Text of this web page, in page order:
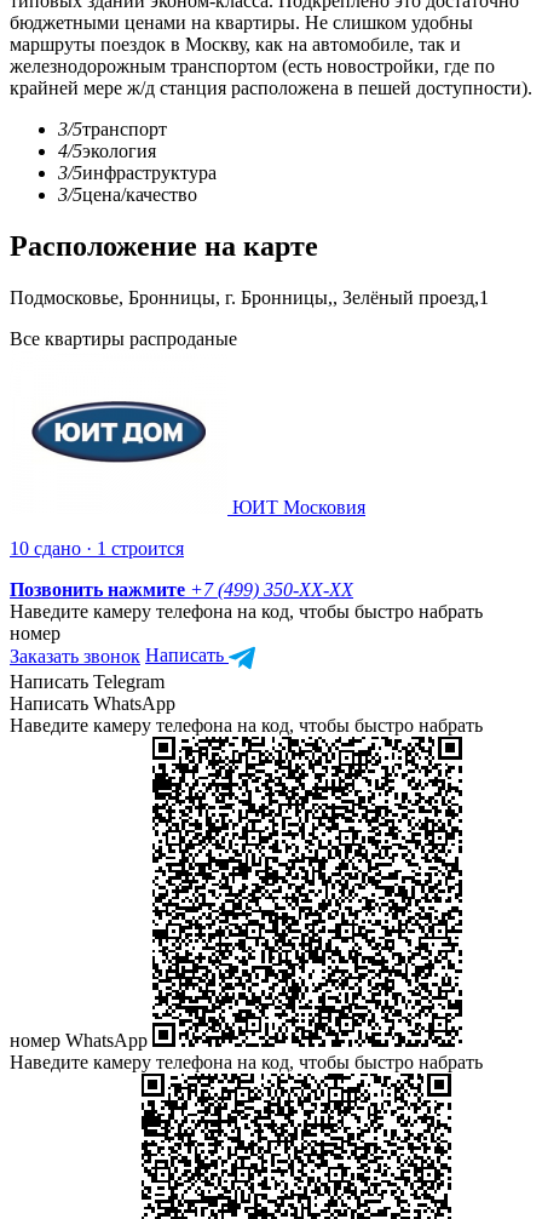
бюджетными ценами на квартиры. Не слишком удобны
маршруты поездок в Москву, как на автомобиле, так и
железнодорожным транспортом (есть новостройки, где по
крайней мере ж/д станция расположена в пешей доступности).
3/5транспорт
4/5экология
3/5инфраструктура
3/5цена/качество
Расположение на карте
Подмосковье, Бронницы, г. Бронницы,, Зелёный проезд,1
Все квартиры распроданые
ЮИТ Московия
10 сдано · 1 строится
Позвонить нажмите +7 (499) 350-XX-XX
Наведите камеру телефона на код, чтобы быстро набрать
номер
Заказать звонок Написать
Написать Telegram
Написать WhatsApp
Наведите камеру телефона на код, чтобы быстро набрать
номер WhatsApp
Наведите камеру телефона на код, чтобы быстро набрать